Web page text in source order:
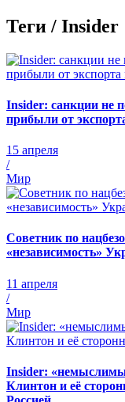
Теги / Insider
Insider: санкции не
прибыли от
15 апреля
/
Мир
Советник по
«независимость»
11 апреля
/
Мир
Insider:
Клинтон и её